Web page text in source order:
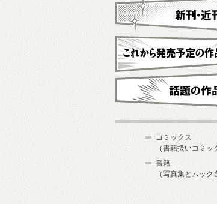
新刊・近刊
これから発売予定
コミックス
（書籍扱いコミッ
書籍
（写真集とムック